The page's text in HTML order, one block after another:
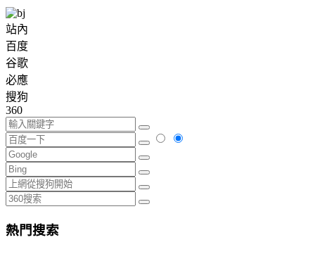
站內
百度
谷歌
必應
搜狗
360
熱門搜索